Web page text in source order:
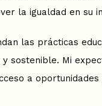
la igualdad en su
las prácticas
Mi
a